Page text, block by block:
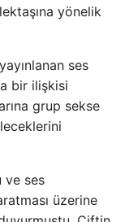
yönelik
ses
bir ilişkisi
grup sekse
ve ses
üzerine